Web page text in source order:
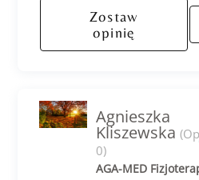
Zostaw
opinię
Agnieszka
Kliszewska
0)
AGA-MED